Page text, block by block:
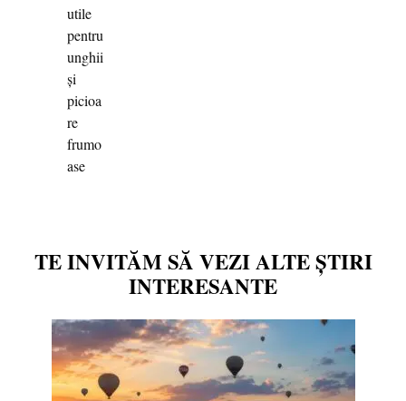
TE INVITĂM SĂ VEZI ALTE ȘTIRI
INTERESANTE